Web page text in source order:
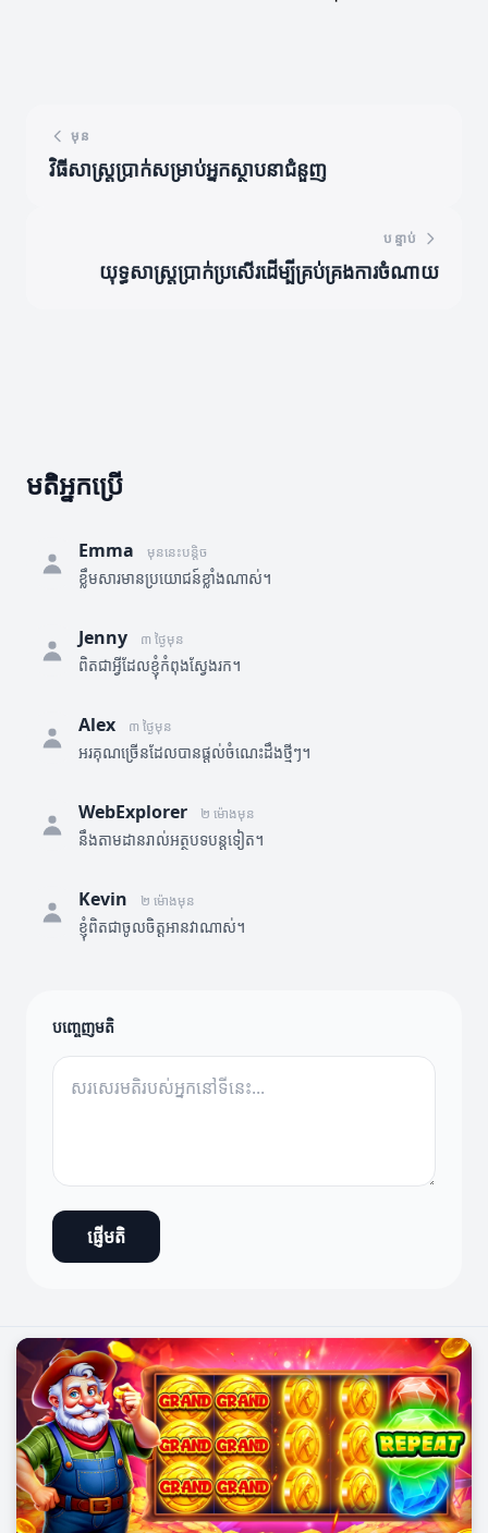
មុន
វិធីសាស្ត្រប្រាក់សម្រាប់អ្នកស្ថាបនាជំនួញ
បន្ទាប់
យុទ្ធសាស្ត្រប្រាក់ប្រសើរដើម្បីគ្រប់គ្រងការចំណាយ
មតិអ្នកប្រើ
Emma មុននេះបន្តិច
ខ្លឹមសារមានប្រយោជន៍ខ្លាំងណាស់។
Jenny ៣ ថ្ងៃមុន
ពិតជាអ្វីដែលខ្ញុំកំពុងស្វែងរក។
Alex ៣ ថ្ងៃមុន
អរគុណច្រើនដែលបានផ្តល់ចំណេះដឹងថ្មីៗ។
WebExplorer ២ ម៉ោងមុន
នឹងតាមដានរាល់អត្ថបទបន្តទៀត។
Kevin ២ ម៉ោងមុន
ខ្ញុំពិតជាចូលចិត្តអានវាណាស់។
បញ្ចេញមតិ
ផ្ញើមតិ